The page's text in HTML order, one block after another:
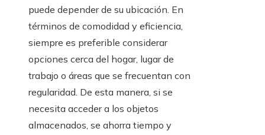
puede depender de su ubicación. En
términos de comodidad y eficiencia,
siempre es preferible considerar
opciones cerca del hogar, lugar de
trabajo o áreas que se frecuentan con
regularidad. De esta manera, si se
necesita acceder a los objetos
almacenados, se ahorra tiempo y